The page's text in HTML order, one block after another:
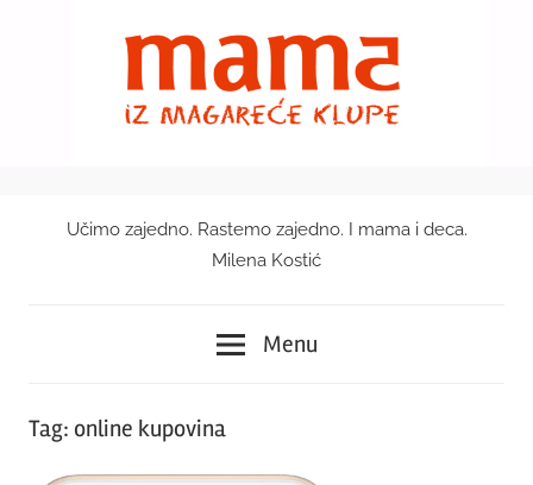
Mama
magareće
klupe
Učimo zajedno. Rastemo zajedno. I mama i deca.
Milena Kostić
Menu
Tag: online kupovina